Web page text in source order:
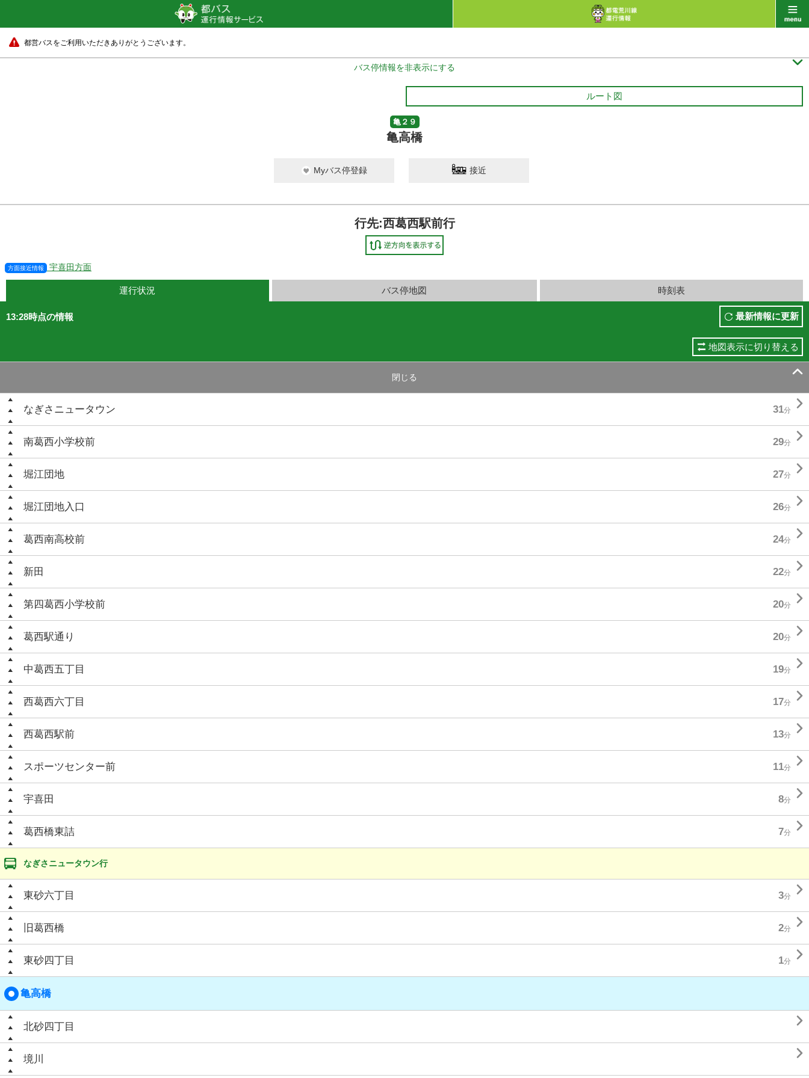
都営バスをご利用いただきありがとうございます。
バス停情報を非表示にする 
ルート図
亀２９
亀高橋
Myバス停登録 接近
行先:西葛西駅前行
方面接近情報 宇喜田方面
運行状況 バス停地図 時刻表
13:28時点の情報 最新情報に更新
地図表示に切り替える
閉じる 
なぎさニュータウン 31分 
南葛西小学校前 29分 
堀江団地 27分 
堀江団地入口 26分 
葛西南高校前 24分 
新田 22分 
第四葛西小学校前 20分 
葛西駅通り 20分 
中葛西五丁目 19分 
西葛西六丁目 17分 
西葛西駅前 13分 
スポーツセンター前 11分 
宇喜田 8分 
葛西橋東詰 7分 
なぎさニュータウン行
東砂六丁目 3分 
旧葛西橋 2分 
東砂四丁目 1分 
亀高橋
北砂四丁目 
境川 